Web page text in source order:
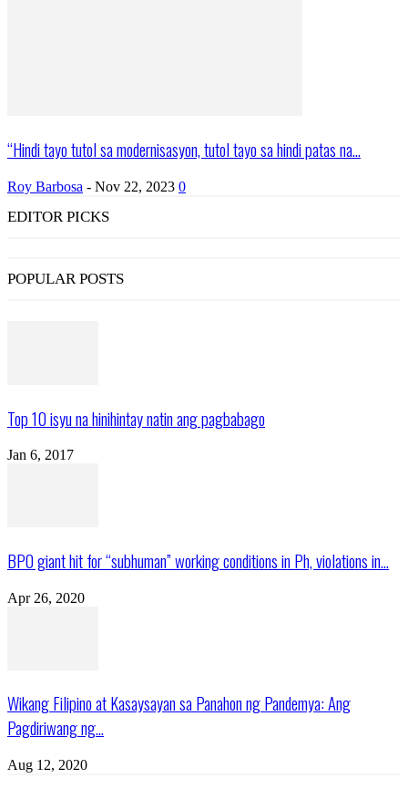
“Hindi tayo tutol sa modernisasyon, tutol tayo sa hindi patas na...
Roy Barbosa - Nov 22, 2023 0
EDITOR PICKS
POPULAR POSTS
Top 10 isyu na hinihintay natin ang pagbabago
Jan 6, 2017
BPO giant hit for “subhuman” working conditions in Ph, violations in...
Apr 26, 2020
Wikang Filipino at Kasaysayan sa Panahon ng Pandemya: Ang
Pagdiriwang ng...
Aug 12, 2020